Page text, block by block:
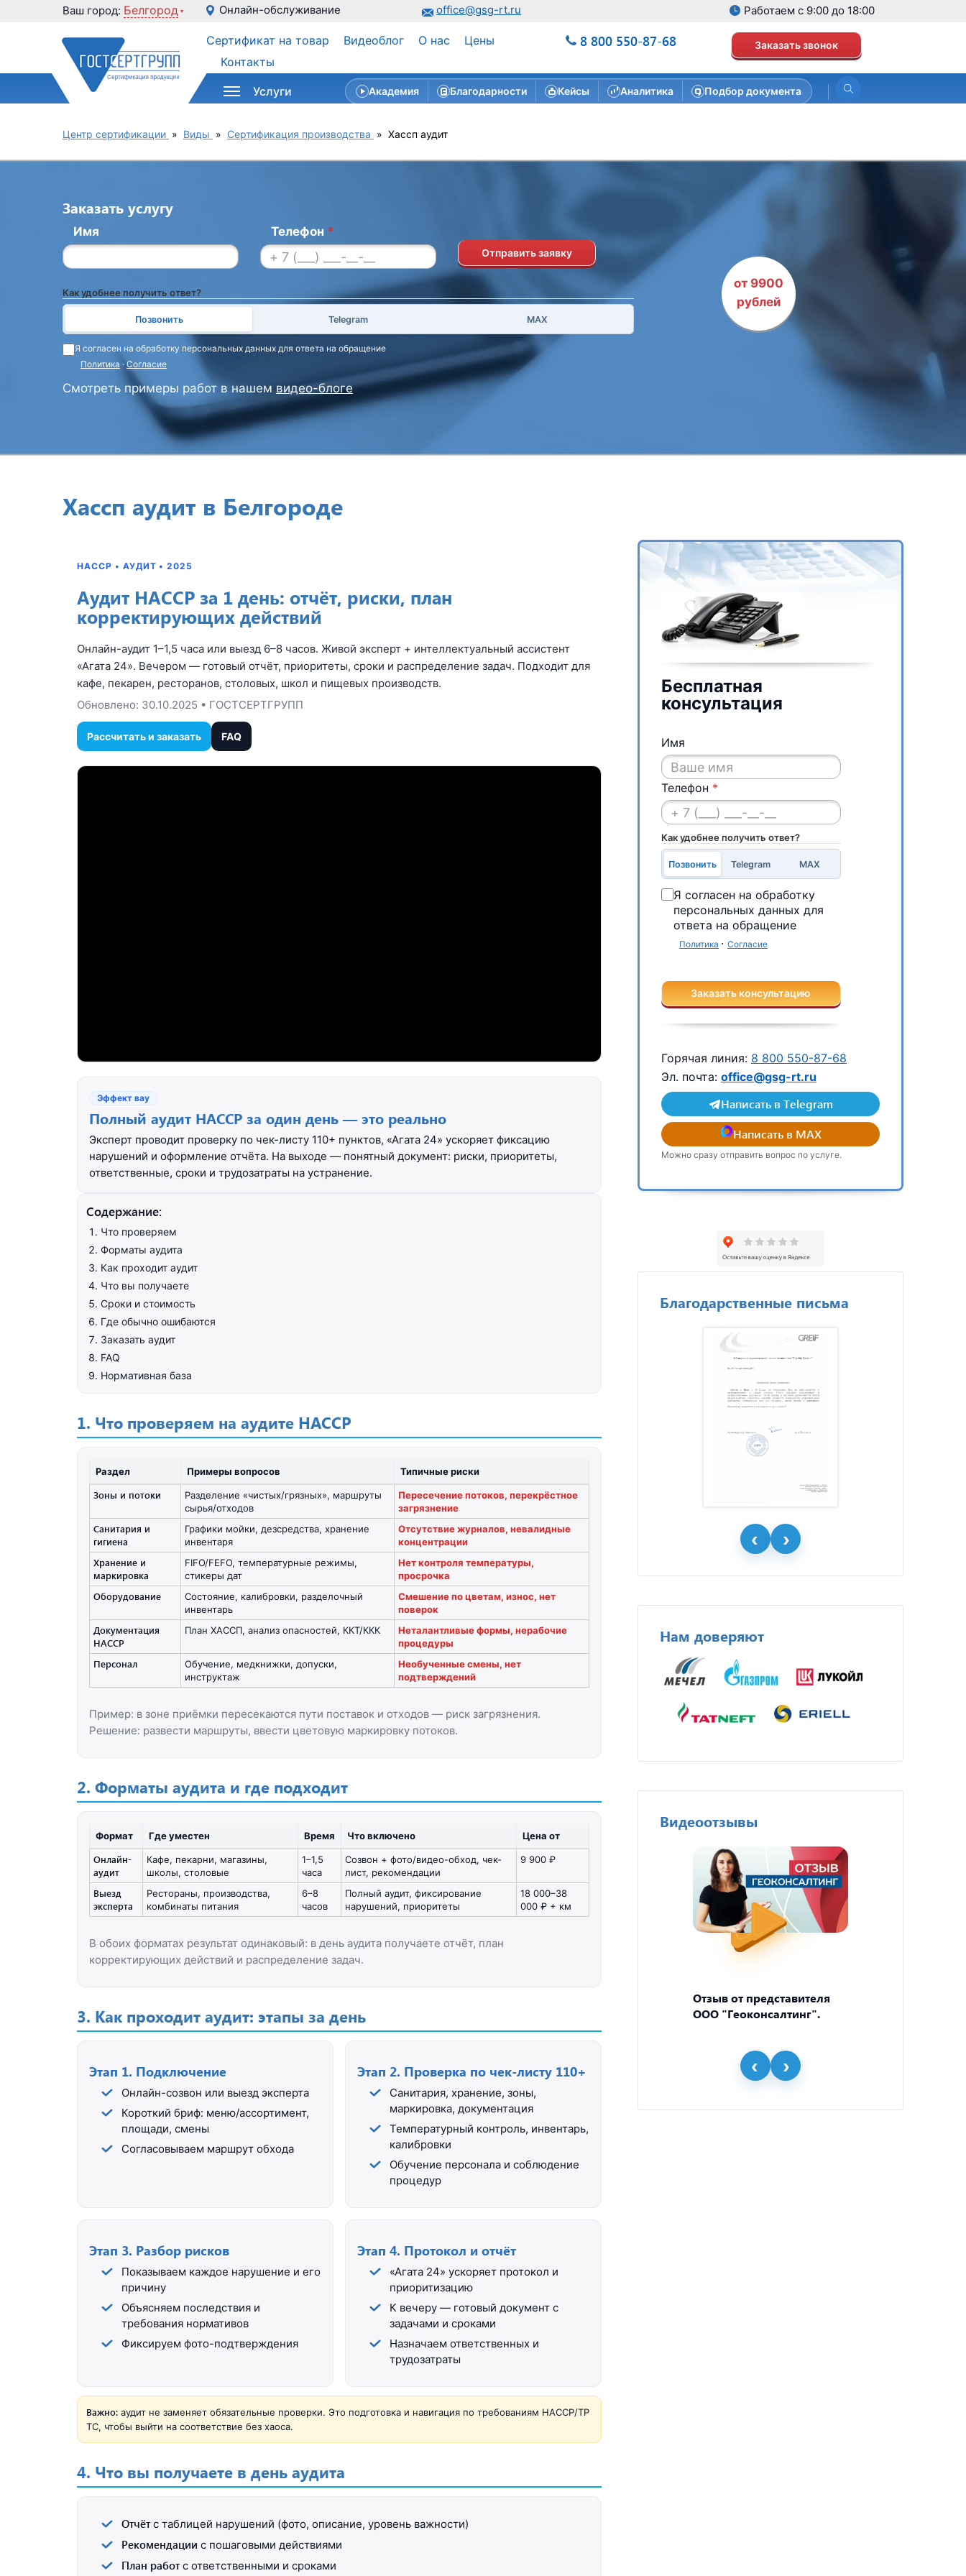
Ваш город: Белгород Онлайн-обслуживание office@gsg-rt.ru Работаем с 9:00 до 18:00
Сертификат на товар Видеоблог О нас
Цены
Контакты
8 800 550-87-68 Заказать звонок
Услуги Академия Благодарности Кейсы Аналитика Подбор документа
Центр сертификации » Виды » Сертификация производства » Хассп аудит
Заказать услугу
Имя Телефон *
Отправить заявку
Как удобнее получить ответ?
Позвонить Telegram MAX
Я согласен на обработку персональных данных для ответа на обращение
Политика ·Согласие
Смотреть примеры работ в нашем видео-блоге
от 9900
рублей
Хассп аудит в Белгороде
HACCP • АУДИТ • 2025
Аудит HACCP за 1 день: отчёт, риски, план
корректирующих действий
Онлайн-аудит 1–1,5 часа или выезд 6–8 часов. Живой эксперт + интеллектуальный ассистент
«Агата 24». Вечером — готовый отчёт, приоритеты, сроки и распределение задач. Подходит для
кафе, пекарен, ресторанов, столовых, школ и пищевых производств.
Обновлено: 30.10.2025 • ГОСТСЕРТГРУПП
Рассчитать и заказать FAQ
Эффект вау
Полный аудит HACCP за один день — это реально
Эксперт проводит проверку по чек-листу 110+ пунктов, «Агата 24» ускоряет фиксацию
нарушений и оформление отчёта. На выходе — понятный документ: риски, приоритеты,
ответственные, сроки и трудозатраты на устранение.
Содержание:
Что проверяем
Форматы аудита
Как проходит аудит
Что вы получаете
Сроки и стоимость
Где обычно ошибаются
Заказать аудит
FAQ
Нормативная база
1. Что проверяем на аудите HACCP
Раздел Примеры вопросов Типичные риски
Зоны и потоки
Разделение «чистых/грязных», маршруты
сырья/отходов
Пересечение потоков, перекрёстное
загрязнение
Санитария и
гигиена
Графики мойки, дезсредства, хранение
инвентаря
Отсутствие журналов, невалидные
концентрации
Хранение и
маркировка
FIFO/FEFO, температурные режимы,
стикеры дат
Нет контроля температуры,
просрочка
Оборудование
Состояние, калибровки, разделочный
инвентарь
Смешение по цветам, износ, нет
поверок
Документация
HACCP
План ХАССП, анализ опасностей, ККТ/ККК
Неталантливые формы, нерабочие
процедуры
Персонал
Обучение, медкнижки, допуски,
инструктаж
Необученные смены, нет
подтверждений
Пример: в зоне приёмки пересекаются пути поставок и отходов — риск загрязнения.
Решение: развести маршруты, ввести цветовую маркировку потоков.
2. Форматы аудита и где подходит
Формат Где уместен Время Что включено Цена от
Онлайн-
аудит
Кафе, пекарни, магазины,
школы, столовые
1–1,5
часа
Созвон + фото/видео-обход, чек-
лист, рекомендации
9 900 ₽
Выезд
эксперта
Рестораны, производства,
комбинаты питания
6–8
часов
Полный аудит, фиксирование
нарушений, приоритеты
18 000–38
000 ₽ + км
В обоих форматах результат одинаковый: в день аудита получаете отчёт, план
корректирующих действий и распределение задач.
3. Как проходит аудит: этапы за день
Этап 1. Подключение
Онлайн-созвон или выезд эксперта
Короткий бриф: меню/ассортимент,
площади, смены
Согласовываем маршрут обхода
Этап 2. Проверка по чек-листу 110+
Санитария, хранение, зоны,
маркировка, документация
Температурный контроль, инвентарь,
калибровки
Обучение персонала и соблюдение
процедур
Этап 3. Разбор рисков
Показываем каждое нарушение и его
причину
Объясняем последствия и
требования нормативов
Фиксируем фото-подтверждения
Этап 4. Протокол и отчёт
«Агата 24» ускоряет протокол и
приоритизацию
К вечеру — готовый документ с
задачами и сроками
Назначаем ответственных и
трудозатраты
Важно: аудит не заменяет обязательные проверки. Это подготовка и навигация по требованиям HACCP/ТР
ТС, чтобы выйти на соответствие без хаоса.
4. Что вы получаете в день аудита
Отчётс таблицей нарушений (фото, описание, уровень важности)
Рекомендации с пошаговыми действиями
План работс ответственными и сроками
Бесплатная
консультация
Имя
Телефон *
Как удобнее получить ответ?
Позвонить Telegram MAX
Я согласен на обработку
персональных данных для
ответа на обращение
Политика · Согласие
Заказать консультацию
Горячая линия: 8 800 550-87-68
Эл. почта: office@gsg-rt.ru
Написать в Telegram
Написать в MAX
Можно сразу отправить вопрос по услуге.
Благодарственные письма
Нам доверяют
Видеоотзывы
Отзыв от представителя
ООО "Геоконсалтинг".